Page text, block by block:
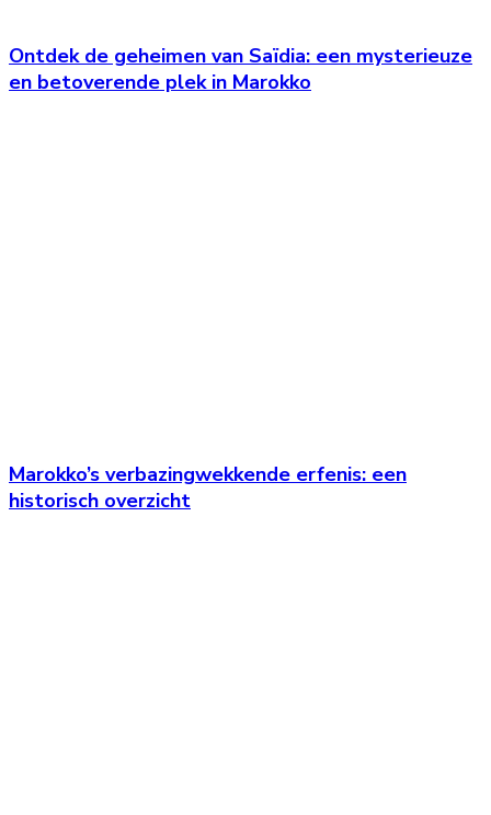
Ontdek de geheimen van Saïdia: een mysterieuze
en betoverende plek in Marokko
Marokko’s verbazingwekkende erfenis: een
historisch overzicht